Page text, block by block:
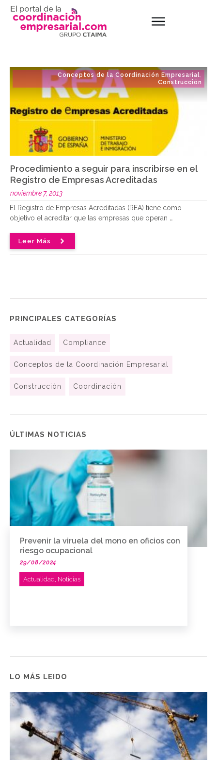
Conceptos de la Coordinación Empresarial,
Construcción
Procedimiento a seguir para inscribirse en el
Registro de Empresas Acreditadas
noviembre 7, 2013
El Registro de Empresas Acreditadas (REA) tiene como
objetivo el acreditar que las empresas que operan ..
Leer Más
PRINCIPALES CATEGORÍAS
Actualidad Compliance
Conceptos de la Coordinación Empresarial
Construcción Coordinación
ÚLTIMAS NOTICIAS
Prevenir la viruela del mono en oficios con
riesgo ocupacional
29/08/2024
Actualidad Noticias
LO MÁS LEIDO